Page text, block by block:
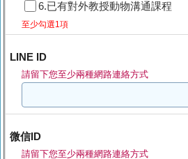
6.已有對外教授動物溝通課程
至少勾選1項
LINE ID
請留下您至少兩種網路連絡方式
微信ID
請留下您至少兩種網路連絡方式